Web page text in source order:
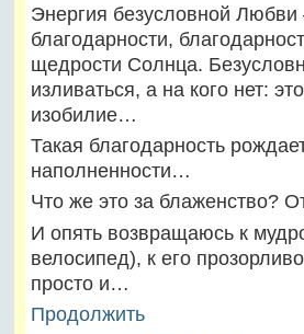
Энергия безусловной Любви
благодарности,
щедрости Солнца.
изливаться, а на кого нет:
изобилие…
Такая благодарность
наполненности…
Что же это за блаженство?
И опять возвращаюсь к
велосипед), к его
просто и…
Продолжить